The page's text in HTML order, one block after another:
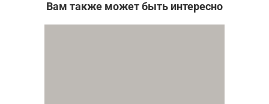
Вам также может быть интересно